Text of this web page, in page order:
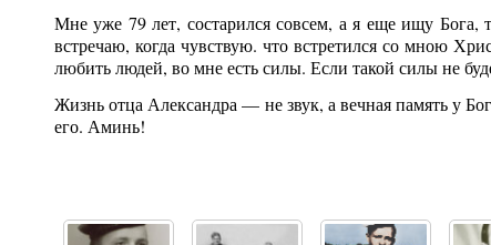
Мне уже 79 лет, состарился совсем, а я еще ищу
встречаю, когда чувствую. что встретился со мною
любить людей, во мне есть силы. Если такой силы не
Жизнь отца Александра — не звук, а вечная память у
его. Аминь!